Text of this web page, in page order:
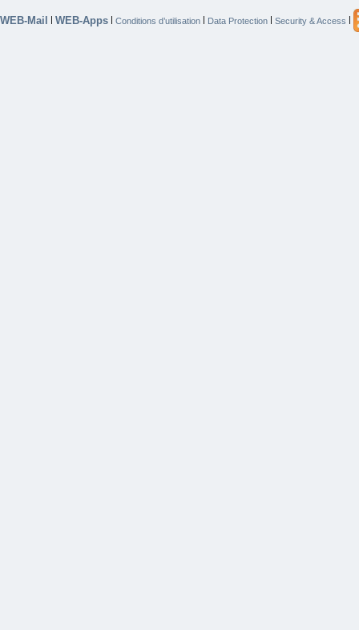
WEB-Mail WEB-Apps Conditions d’utilisation Data Protection Security & Access